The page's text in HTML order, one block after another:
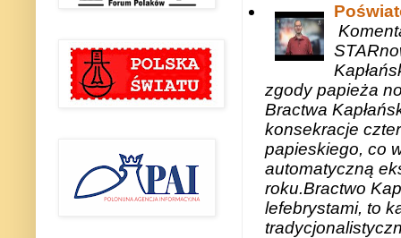
zgody papieża
Bractwa
konsekracje
papieskiego, co
automatyczną
roku.Bractwo
lefebrystami, to